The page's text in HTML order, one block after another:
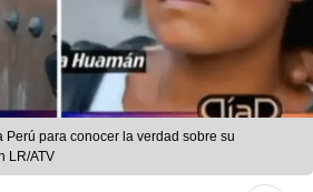
Perú para conocer la verdad sobre su
LR/ATV